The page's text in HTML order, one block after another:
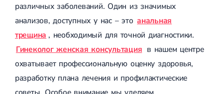
различных заболеваний. Один из значимых
анализов, доступных у нас – это анальная
трещина , необходимый для точной диагностики.
Гинеколог женская консультация в нашем центре
охватывает профессиональную оценку здоровья,
разработку плана лечения и профилактические